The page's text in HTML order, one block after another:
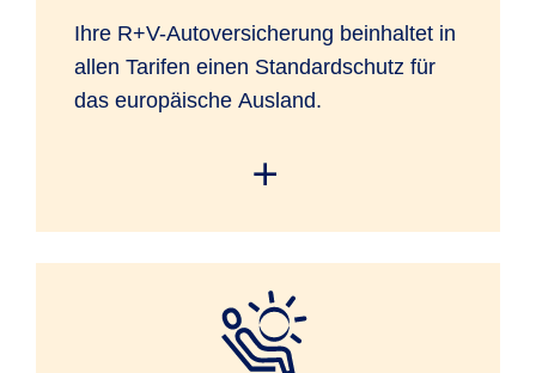
Ihre R+V-Autoversicherung beinhaltet in
allen Tarifen einen Standardschutz für
das europäische Ausland.
Sie haben mit Ihrem versicherten Kfz
Versicherungsschutz in den
geographischen Grenzen Europas sowie